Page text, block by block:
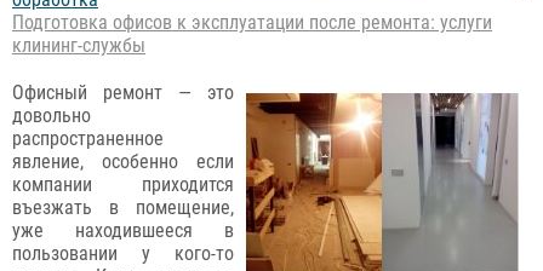
Подготовка офисов к эксплуатации после ремонта: услуги
клининг-службы
Офисный ремонт — это
довольно
распространенное
явление, особенно если
компании приходится
въезжать в помещение,
уже находившееся в
пользовании у кого-то